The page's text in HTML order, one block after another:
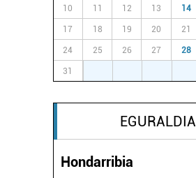
10 11 12 13 14
17 18 19 20 21
24 25 26 27 28
31
EGURALDIA
Hondarribia